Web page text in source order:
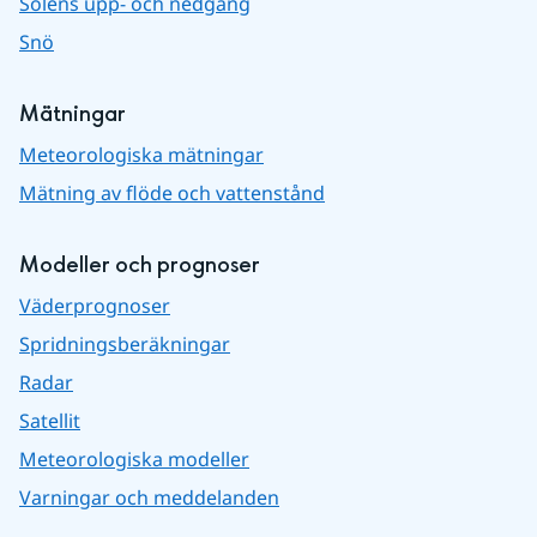
Snö
Mätningar
Meteorologiska mätningar
Mätning av flöde och vattenstånd
Modeller och prognoser
Väderprognoser
Spridningsberäkningar
Radar
Satellit
Meteorologiska modeller
Varningar och meddelanden